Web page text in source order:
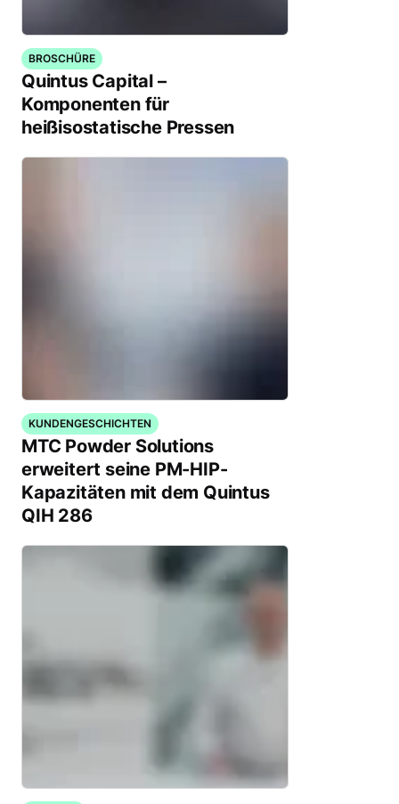
BROSCHÜRE
Quintus Capital –
Komponenten für
heißisostatische Pressen
KUNDENGESCHICHTEN
MTC Powder Solutions
erweitert seine PM-HIP-
Kapazitäten mit dem Quintus
QIH 286